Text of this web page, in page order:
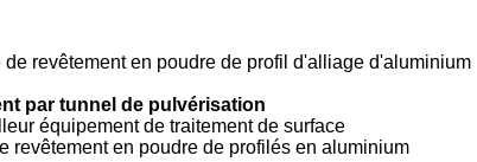
revêtement en poudre de profil d'alliage d'aluminium
par tunnel de pulvérisation
équipement de traitement de surface
revêtement en poudre de profilés en aluminium